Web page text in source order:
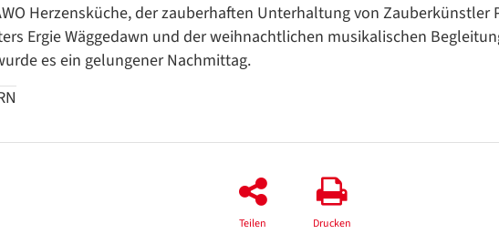
Herzensküche, der zauberhaften Unterhaltung von Zauberkünstler
Ergie Wäggedawn und der weihnachtlichen musikalischen
es ein gelungener Nachmittag.
Teilen Drucken